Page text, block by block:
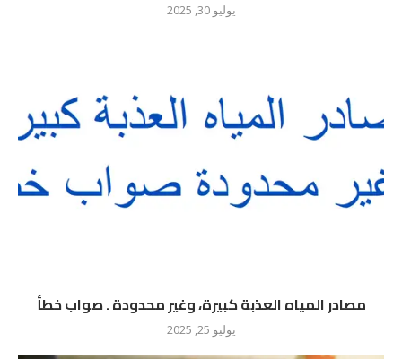
يوليو 30, 2025
مصادر المياه العذبة كبيرة، وغير محدودة . صواب خطأ
يوليو 25, 2025